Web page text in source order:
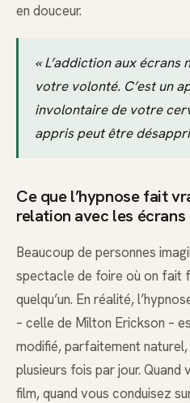
en douceur.
« L’addiction aux écrans
votre volonté. C’est un
involontaire de votre
appris peut être
Ce que l’hypnose fait
relation avec les écrans
Beaucoup de personnes
spectacle de foire où on fait
quelqu’un. En réalité,
– celle de Milton Erickson –
modifié, parfaitement
plusieurs fois par jour. Quand
film, quand vous conduisez